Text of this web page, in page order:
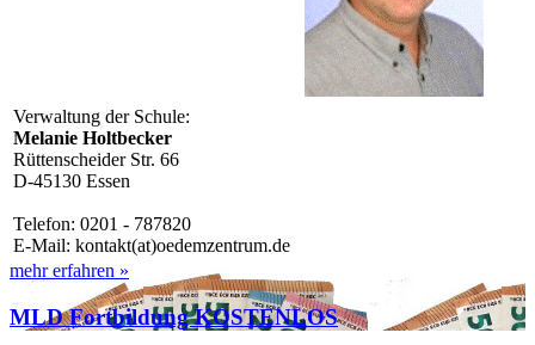
Verwaltung der Schule:
Melanie Holtbecker
Rüttenscheider Str. 66
D-45130 Essen
Telefon: 0201 - 787820
E-Mail: kontakt(at)oedemzentrum.de
mehr erfahren »
MLD Fortbildung KOSTENLOS